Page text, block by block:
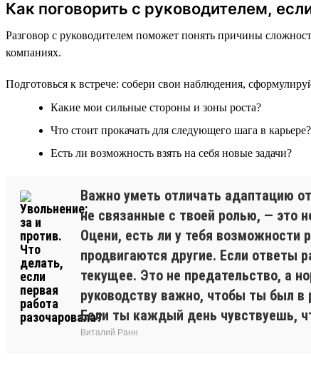
Как поговорить с руководителем,
Разговор с руководителем поможет понять причины
компаниях.
Подготовься к встрече: собери свои наблюдения,
Какие мои сильные стороны и зоны роста?
Что стоит прокачать для следующего шага в карьере?
Есть ли возможность взять на себя новые задачи?
Важно уметь отличать адаптацию
не связанные с твоей ролью, — это
Оцени, есть ли у тебя возможности
продвигаются другие. Если ответы
текущее. Это не предательство, а
руководству важно, чтобы ты был в
Если ты каждый день чувствуешь,
Виталий Ранн